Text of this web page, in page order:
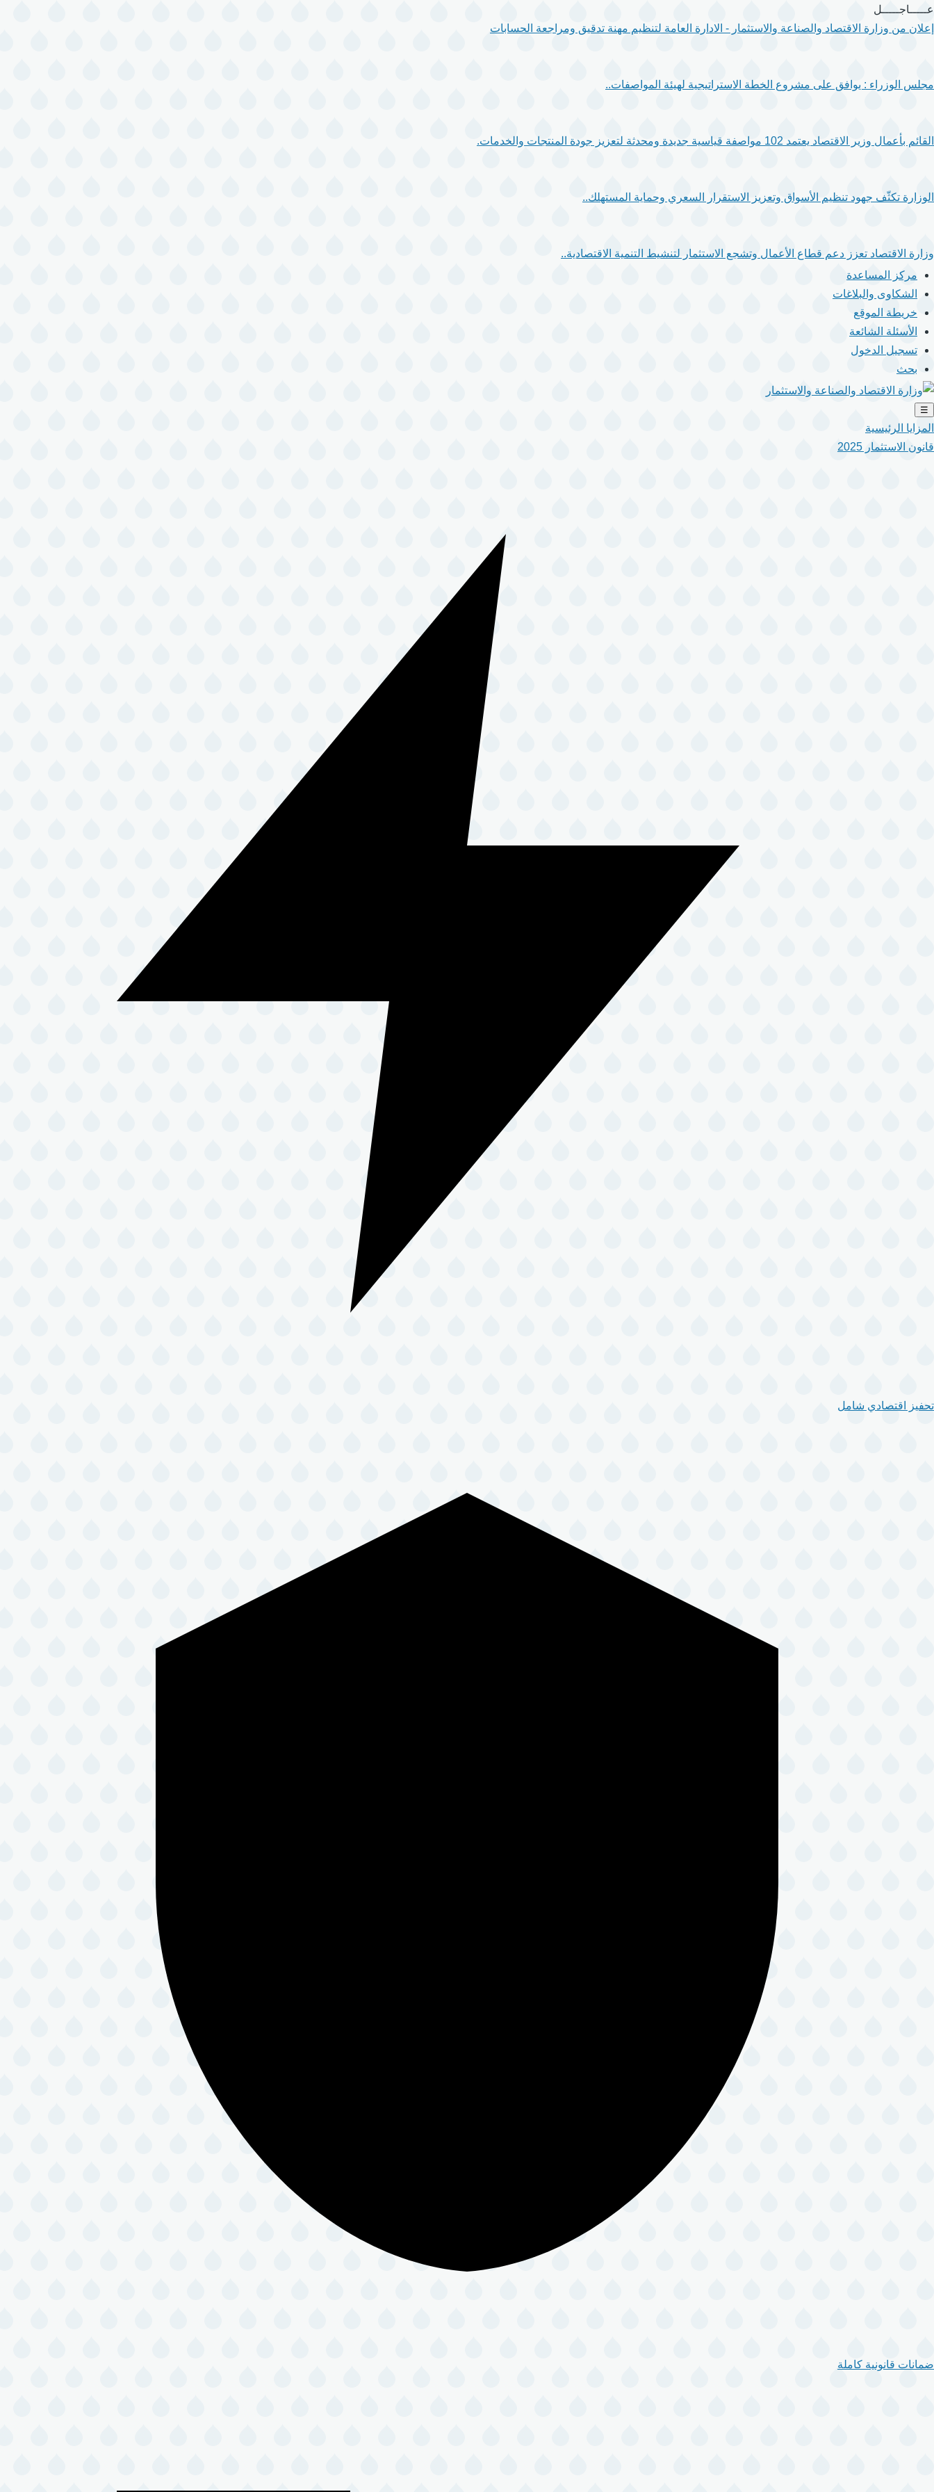
تجاوز
إلى
عـــــاجـــــل
إعلان من وزارة الاقتصاد والصناعة والاستثمار - الادارة العامة لتنظيم مهنة تدقيق ومراجعة الحسابات
مجلس الوزراء : يوافق على مشروع الخطة الاستراتيجية لهيئة المواصفات..
القائم بأعمال وزير الاقتصاد يعتمد 102 مواصفة قياسية جديدة ومحدثة لتعزيز جودة المنتجات والخدمات.
الوزارة تكثّف جهود تنظيم الأسواق وتعزيز الاستقرار السعري وحماية المستهلك..
وزارة الاقتصاد تعزز دعم قطاع الأعمال وتشجع الاستثمار لتنشيط التنمية الاقتصادية..
مركز المساعدة
الشكاوى والبلاغات
خريطة الموقع
الأسئلة الشائعة
تسجيل الدخول
بحث
☰
المزايا الرئيسية
قانون الاستثمار 2025
تحفيز اقتصادي شامل
ضمانات قانونية كاملة